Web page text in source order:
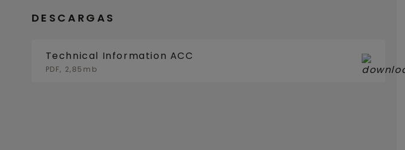
DESCARGAS
Technical Information ACC
PDF, 2,85mb